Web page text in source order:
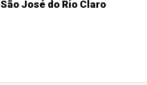
São José do Rio Claro